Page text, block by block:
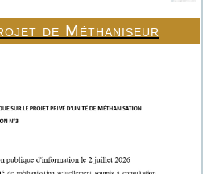
de Méthaniseur